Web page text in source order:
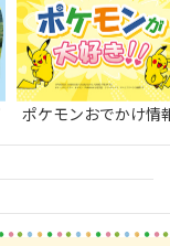
ポケモンおでかけ情